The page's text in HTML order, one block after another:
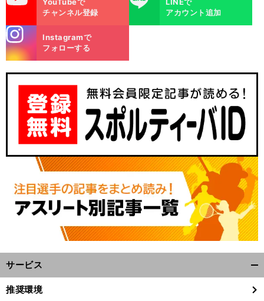
YouTubeで
チャンネル登録
LINEで
アカウント追加
m
Instagramで
フォローする
サービス
閉
推奨環境